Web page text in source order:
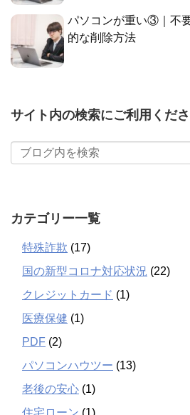
パソコンが重い③｜不
的な削除方法
サイト内の検索にご利用くだ
カテゴリー一覧
特殊詐欺 (17)
国の新型コロナ対応状況 (22)
クレジットカード (1)
医療保健 (1)
PDF (2)
パソコンハウツー (13)
老後の安心 (1)
住宅ローン (1)